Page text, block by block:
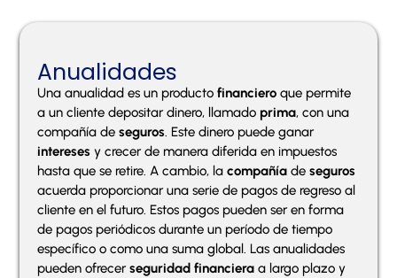
Anualidades
Una anualidad es un productofinanciero que permite
a un cliente depositar dinero, llamado prima, con una
compañía deseguros . Este dinero puede ganar
intereses y crecer de manera diferida en impuestos
hasta que se retire. A cambio, lacompañía deseguros
acuerda proporcionar una serie de pagos de regreso al
cliente en el futuro. Estos pagos pueden ser en forma
de pagos periódicos durante un período de tiempo
específico o como una suma global. Las anualidades
pueden ofrecerseguridad financiera a largo plazo y